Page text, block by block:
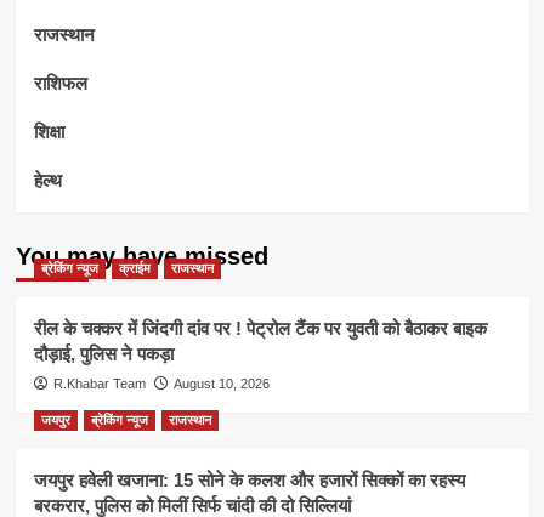
राजस्थान
राशिफल
शिक्षा
हेल्थ
You may have missed
ब्रेकिंग न्यूज क्राईम राजस्थान
रील के चक्कर में जिंदगी दांव पर ! पेट्रोल टैंक पर युवती को बैठाकर बाइक
दौड़ाई, पुलिस ने पकड़ा
R.Khabar Team August 10, 2026
जयपुर ब्रेकिंग न्यूज राजस्थान
जयपुर हवेली खजाना: 15 सोने के कलश और हजारों सिक्कों का रहस्य
बरकरार, पुलिस को मिलीं सिर्फ चांदी की दो सिल्लियां